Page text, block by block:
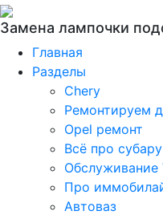
Замена лампочки
Главная
Разделы
Chery
Ремонтируем
Opel ремонт
Всё про субару
Обслуживание
Про
Автоваз